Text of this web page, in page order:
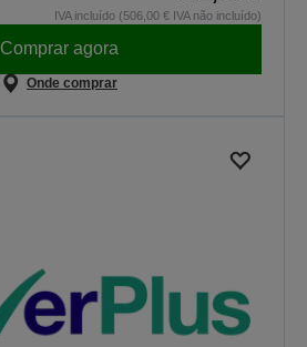
IVA incluído (506,00 € IVA não incluído)
Comprar agora
Onde comprar